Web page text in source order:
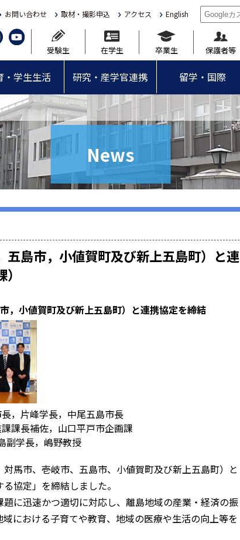
お問い合わせ 取材・撮影申込 アクセス English
受験生 在学生 卒業生 保護者等
・学生生活 研究・産学官連携 留学・国際
News
島市，小値賀町及び新上五島町）と連
，小値賀町及び新上五島町）と連携協定を締結
，片峰学長，中尾五島市長
課長補佐，山口平戸市企画課
副学長，嶋野教授
馬市、壱岐市、五島市、小値賀町及び新上五島町）と
協定」を締結しました。
に迅速かつ適切に対応し、離島地域の産業・経済の振
における子育てや教育、地域の医療や生活の向上等を